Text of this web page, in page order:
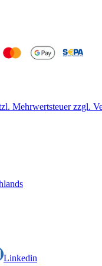
Mehrwertsteuer zzgl.
Linkedin